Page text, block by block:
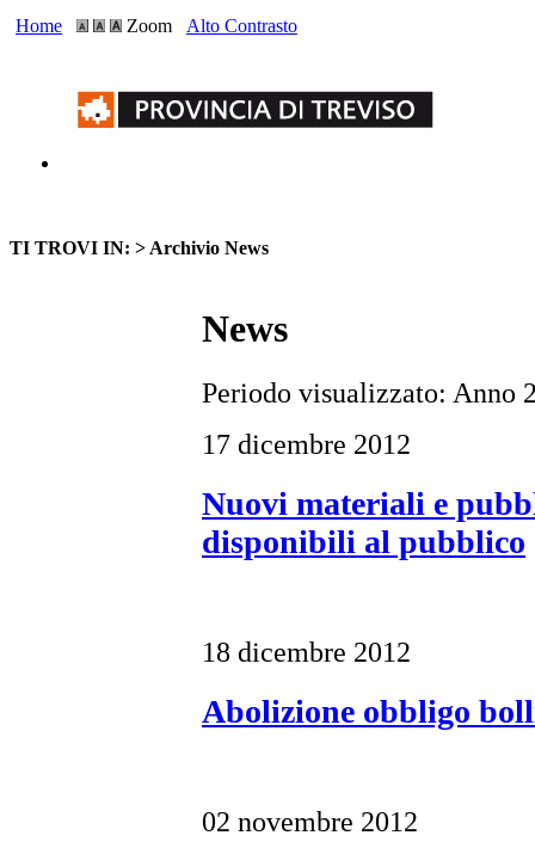
Home Zoom Alto Contrasto
TI TROVI IN: > Archivio News
News
Periodo visualizzato: Anno
17 dicembre 2012
Nuovi materiali e
disponibili al pubblico
18 dicembre 2012
Abolizione obbligo
02 novembre 2012